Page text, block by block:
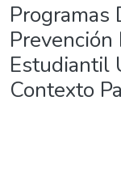
Programas
Prevención
Estudiantil
Contexto